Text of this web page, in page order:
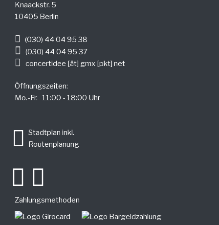
Knaackstr. 5
10405 Berlin
(030) 44 04 95 38
(030) 44 04 95 37
concertidee [ät] gmx [pkt] net
Öffnungszeiten:
Mo.-Fr. 11:00 - 18:00 Uhr
Stadtplan inkl.
Routenplanung
Zahlungsmethoden